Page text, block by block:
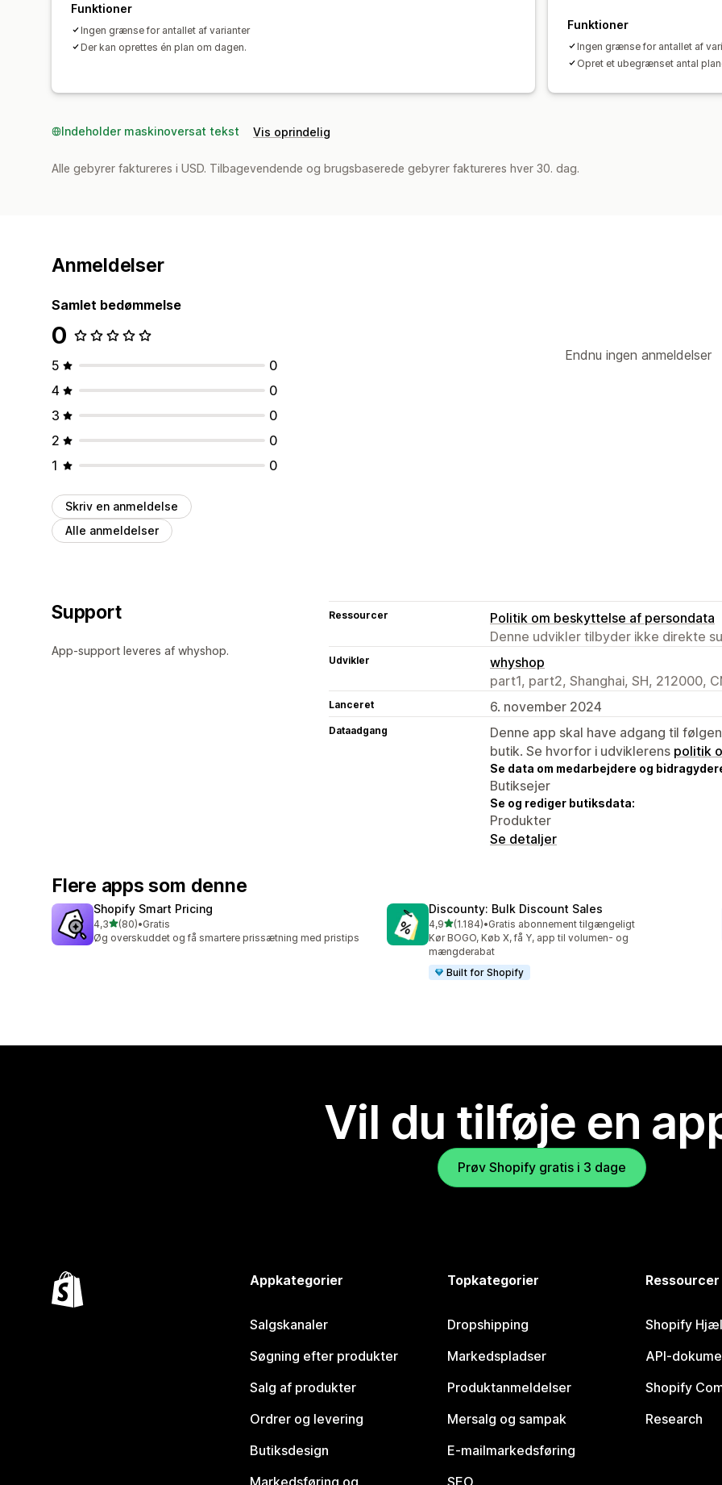
Funktioner
Ingen grænse for antallet af varianter
Der kan oprettes én plan om dagen.
Funktioner
Ingen grænse for antallet af
Opret et ubegrænset antal
Indeholder maskinoversat tekst Vis oprindelig
Alle gebyrer faktureres i USD. Tilbagevendende og brugsbaserede gebyrer faktureres hver 30. dag.
Anmeldelser
Samlet bedømmelse
0
5
0
4
0
3
0
2
0
1
0
Skriv en anmeldelse
Alle anmeldelser
Endnu ingen anmeldelser
Support
App-support leveres af whyshop.
Ressourcer
Politik om beskyttelse af persondata
Denne udvikler tilbyder ikke direkte
Udvikler
whyshop
part1, part2, Shanghai, SH, 212000,
Lanceret 6. november 2024
Dataadgang
Denne app skal have adgang til
butik. Se hvorfor i udviklerens politik
Se data om medarbejdere og
Butiksejer
Se og rediger butiksdata:
Produkter
Se detaljer
Flere apps som denne
Shopify Smart Pricing
4,3ud af 5 stjerner
(80)
80 anmeldelser i alt
•Gratis
Øg overskuddet og få smartere prissætning med pristips
Discounty: Bulk Discount Sales
4,9ud af 5 stjerner
(1.184)
1184 anmeldelser i alt
•Gratis abonnement tilgængeligt
Kør BOGO, Køb X, få Y, app til volumen- og
mængderabat
Built for Shopify
Vil du tilføje en
Prøv Shopify gratis i 3 dage
Appkategorier
Salgskanaler
Søgning efter produkter
Salg af produkter
Ordrer og levering
Butiksdesign
Topkategorier
Dropshipping
Markedspladser
Produktanmeldelser
Mersalg og sampak
E-mailmarkedsføring
Ressourcer
Shopify
API-
Shopify
Research